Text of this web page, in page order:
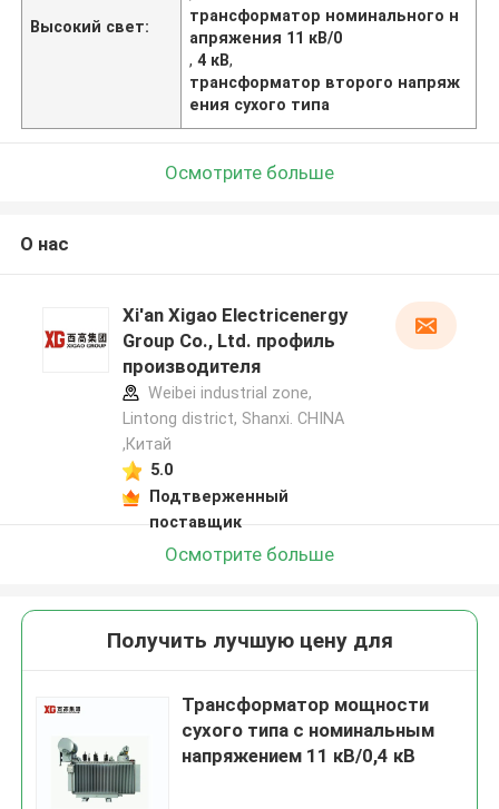
Высокий свет:
трансформатор номинального н
апряжения 11 кВ/0
,4 кВ,
трансформатор второго напряж
ения сухого типа
Осмотрите больше
О нас
Xi'an Xigao Electricenergy
Group Co., Ltd. профиль
производителя
Weibei industrial zone,
Lintong district, Shanxi. CHINA
,Китай
5.0
Подтверженный
поставщик
Осмотрите больше
Получить лучшую цену для
Трансформатор мощности
сухого типа с номинальным
напряжением 11 кВ/0,4 кВ